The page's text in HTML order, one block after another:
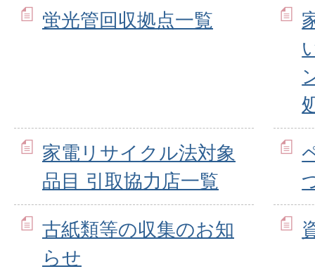
蛍光管回収拠点一覧
家電リサイクル法対象
品目 引取協力店一覧
古紙類等の収集のお知
らせ